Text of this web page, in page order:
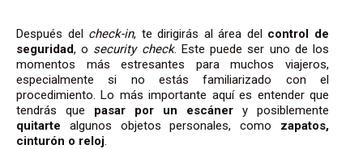
Después del check-in, te dirigirás al área del control de
seguridad, o security check. Este puede ser uno de los
momentos más estresantes para muchos viajeros,
especialmente si no estás familiarizado con el
procedimiento. Lo más importante aquí es entender que
tendrás que pasar por un escáner y posiblemente
quitarte algunos objetos personales, como zapatos,
cinturón o reloj